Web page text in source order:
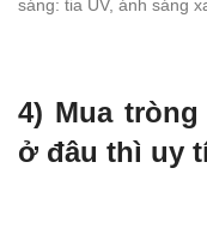
sáng: tia UV, ánh sáng
4) Mua
ở đâu thì uy